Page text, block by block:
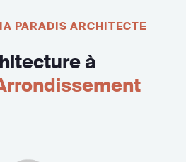
PARADIS ARCHITECTE
à